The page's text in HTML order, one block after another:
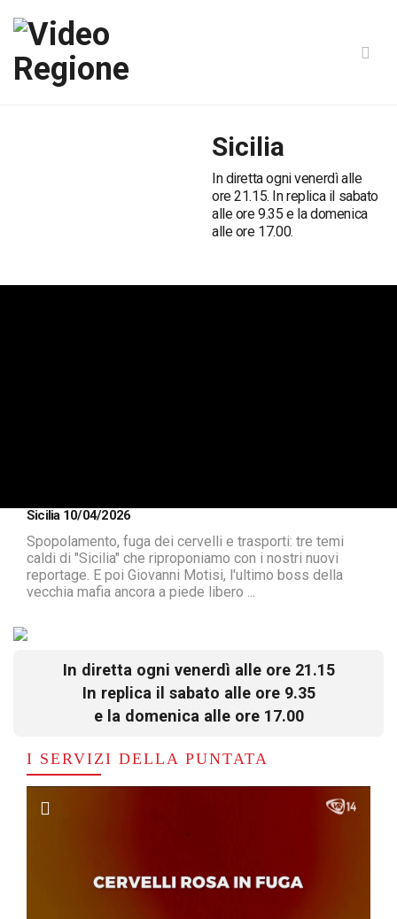
Sicilia
In diretta ogni venerdì alle
ore 21.15. In replica il sabato
alle ore 9.35 e la domenica
alle ore 17.00.
Sicilia 10/04/2026
Spopolamento, fuga dei cervelli e trasporti: tre temi
caldi di "Sicilia" che riproponiamo con i nostri nuovi
reportage. E poi Giovanni Motisi, l'ultimo boss della
vecchia mafia ancora a piede libero ...
In diretta ogni venerdì alle ore 21.15
In replica il sabato alle ore 9.35
e la domenica alle ore 17.00
I SERVIZI DELLA PUNTATA